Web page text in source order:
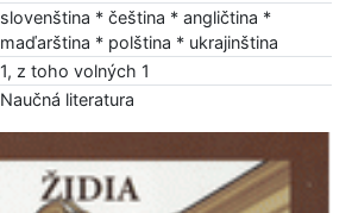
slovenština * čeština * angličtina *
maďarština * polština * ukrajinština
1, z toho volných 1
Naučná literatura